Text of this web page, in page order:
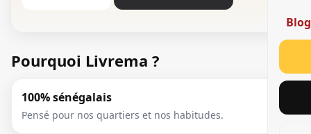
Blog
Pourquoi Livrema ?
100% sénégalais
Pensé pour nos quartiers et nos habitudes.